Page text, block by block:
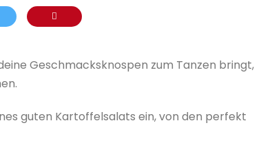
Geschmacksknospen zum Tanzen bringt,
guten Kartoffelsalats ein, von den perfekt